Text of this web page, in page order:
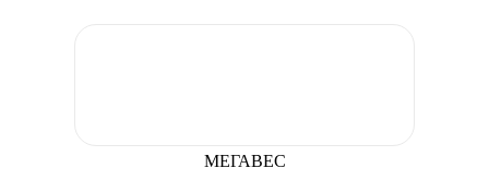
МЕГАВЕС